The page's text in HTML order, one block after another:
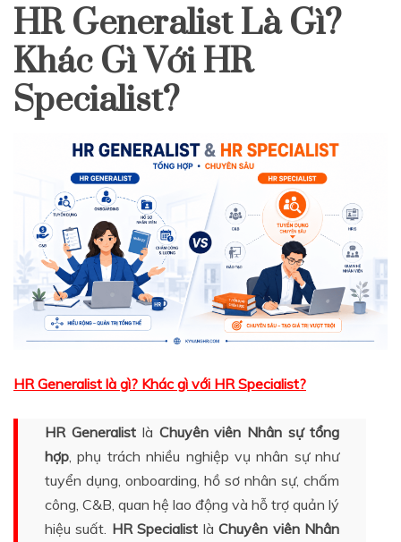
HR Generalist Là Gì?
Khác Gì Với HR
Specialist?
HR Generalist là gì? Khác gì với HR Specialist?
HR Generalistlà Chuyên viên Nhân sự tổng
hợp , phụ trách nhiều nghiệp vụ nhân sự như
tuyển dụng, onboarding, hồ sơ nhân sự, chấm
công, C&B, quan hệ lao động và hỗ trợ quản lý
hiệu suất. HR Specialist làChuyên viên Nhân